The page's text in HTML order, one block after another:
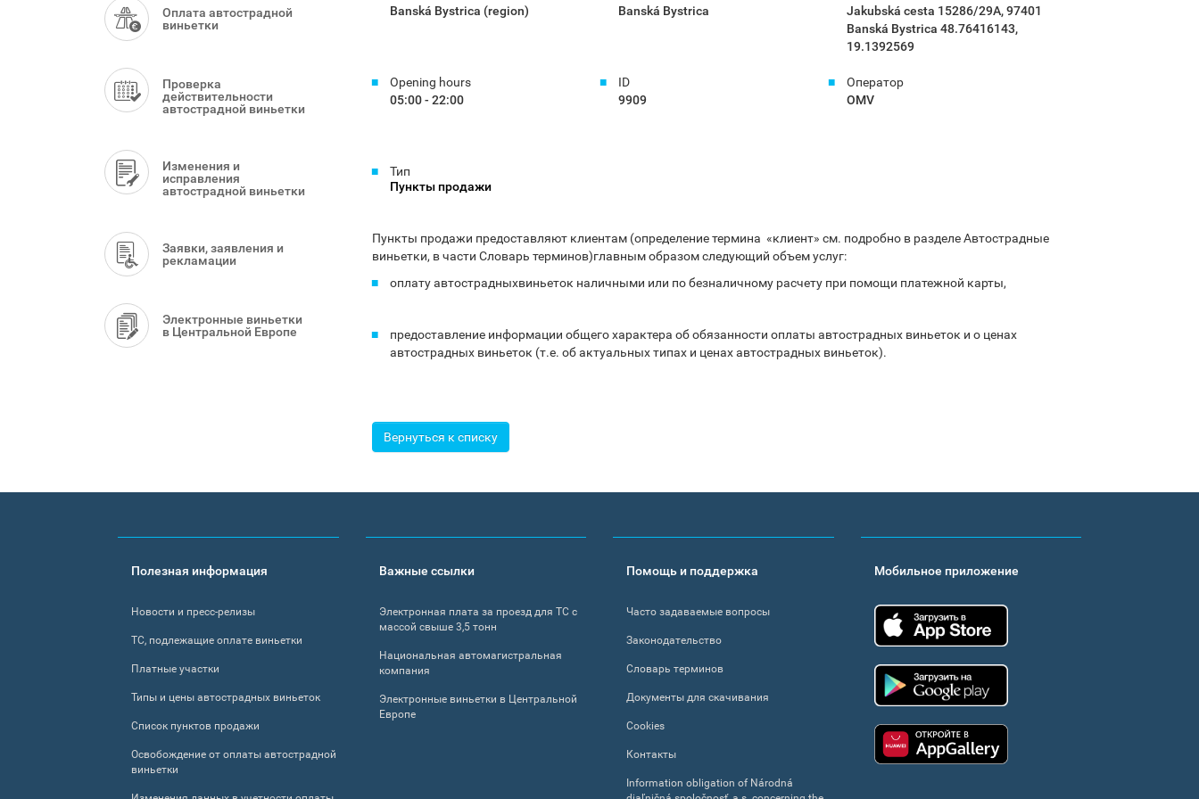
Banská Bystrica (region)
Banská Bystrica
Jakubská cesta 15286/29A, 97401
Banská Bystrica 48.76416143,
19.1392569
Opening hours
05:00 - 22:00
ID
9909
Оператор
OMV
Тип
Пункты продажи
Пункты продажи предоставляют клиентам (определение термина «клиент» см. подробно в разделе Автострадные
виньетки, в части Словарь терминов)главным образом следующий объем услуг:
оплату автострадныхвиньеток наличными или по безналичному расчету при помощи платежной карты,
предоставление информации общего характера об обязанности оплаты автострадных виньеток и о ценaх
автострадных виньеток (т.е. об актуальных типах и ценах автострадных виньеток).
Вернуться к списку
Menu
Оплата автострадной
виньетки
Проверка
действительности
автострадной виньетки
Изменения и
исправления
автострадной виньетки
Заявки, заявления и
рекламации
Электронные виньетки
в Центральной Европе
FooterПолезная информация
Новости и пресс-релизы
ТС, подлежащие оплате виньетки
Платные участки
Типы и цены автострадных виньеток
Список пунктов продажи
Освобождение от оплаты автострадной
виньетки
Важные ссылки
Электронная плата за проезд для ТС с
массой свыше 3,5 тонн
Национальная автомагистральная
компания
Электронные виньетки в Центральной
Европе
Помощь и поддержка
Часто задаваемые вопросы
Законодательство
Словарь терминов
Документы для скачивания
Cookies
Контакты
Information obligation of Národná
Мобильное приложение
App Store
Google Play
Huawei app gallery